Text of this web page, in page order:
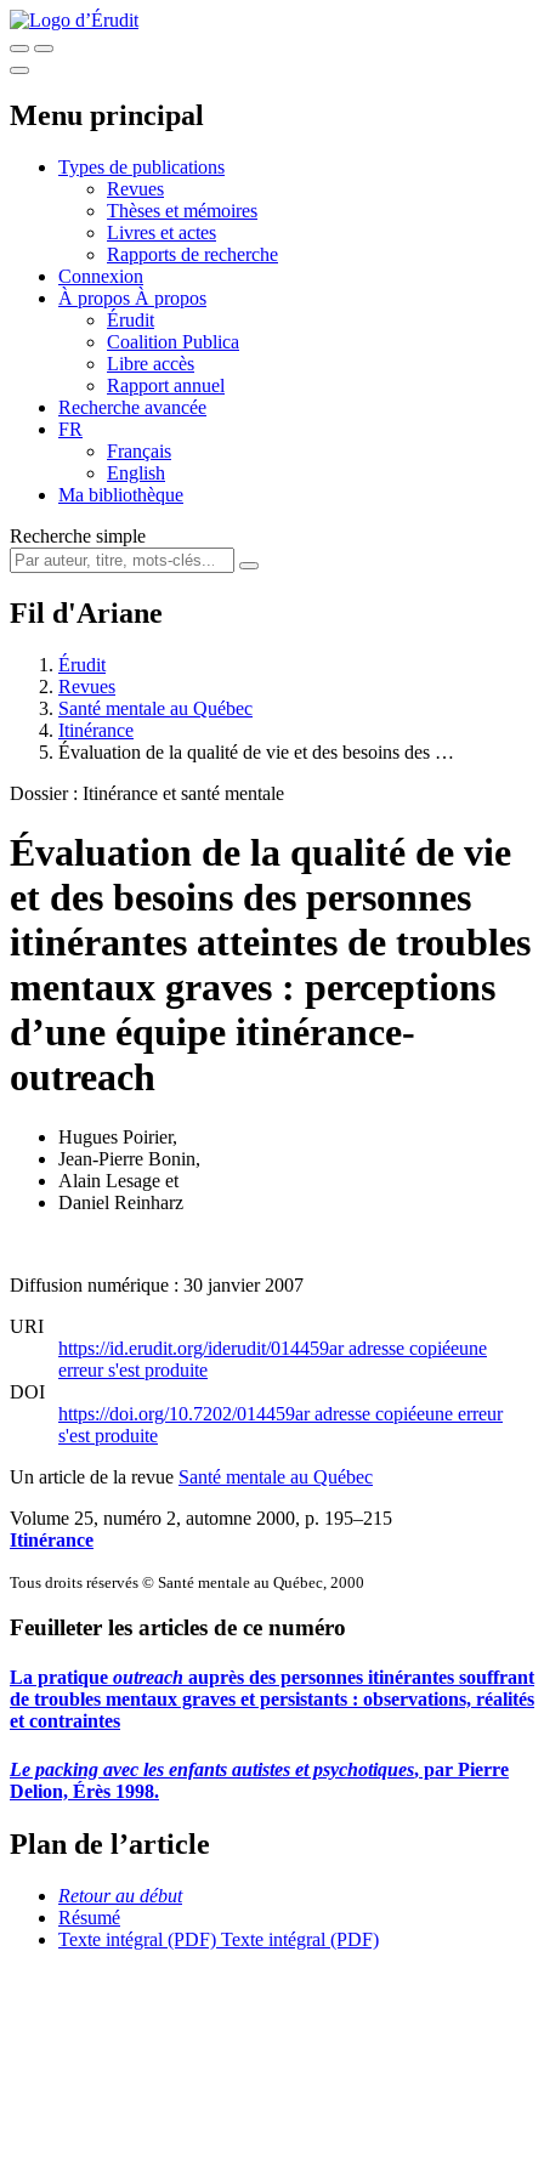
Menu principal
Types de publications
Revues
Thèses et mémoires
Livres et actes
Rapports de recherche
Connexion
À propos À propos
Érudit
Coalition Publica
Libre accès
Rapport annuel
Recherche avancée
FR
Français
English
Ma bibliothèque
Recherche simple
Fil d'Ariane
Érudit
Revues
Santé mentale au Québec
Itinérance
Évaluation de la qualité de vie et des besoins des …
Dossier : Itinérance et santé mentale
Évaluation de la qualité de vie
et des besoins des personnes
itinérantes atteintes de troubles
mentaux graves : perceptions
d’une équipe itinérance-
outreach
Hugues Poirier,
Jean-Pierre Bonin,
Alain Lesage et
Daniel Reinharz
Diffusion numérique : 30 janvier 2007
URI
https://id.erudit.org/iderudit/014459aradresse copiéeune
erreur s'est produite
DOI
https://doi.org/10.7202/014459aradresse copiéeune erreur
s'est produite
Un article de la revue Santé mentale au Québec
Volume 25, numéro 2, automne 2000, p. 195–215
Itinérance
Tous droits réservés © Santé mentale au Québec, 2000
Feuilleter les articles de ce numéro
La pratique outreach auprès des personnes itinérantes souffrant
de troubles mentaux graves et persistants : observations, réalités
et contraintes
Le packing avec les enfants autistes et psychotiques, par Pierre
Delion, Érès 1998.
Plan de l’article
Retour au début
Résumé
Texte intégral (PDF) Texte intégral (PDF)